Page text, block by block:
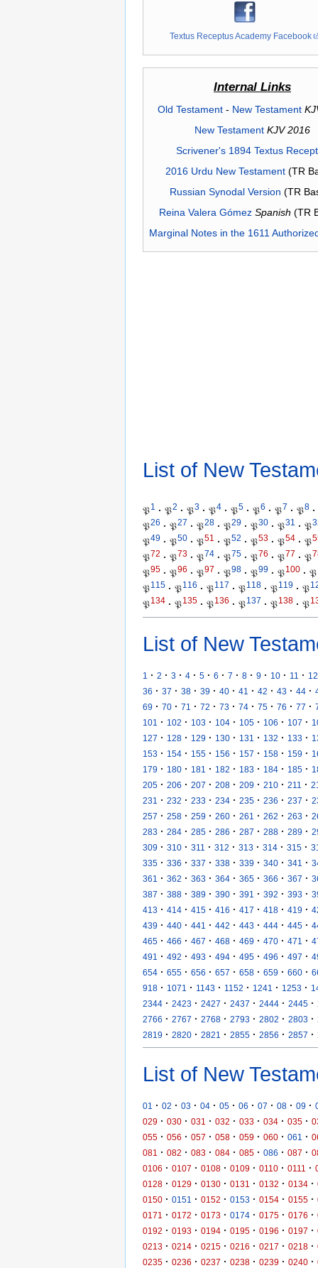
Textus Receptus Academy Facebook
Internal Links
Old Testament- New Testament
New Testament KJV 2016
Scrivener's 1894 Textus
2016 Urdu New Testament(TR
Russian Synodal Version (TR
Reina Valera Gómez Spanish (TR
Marginal Notes in the 1611
List of New
𝔓1 · 𝔓2 · 𝔓3 · 𝔓4 · 𝔓5 · 𝔓6 · 𝔓7 · 𝔓8 ·
𝔓26 · 𝔓27 · 𝔓28 · 𝔓29 · 𝔓30 · 𝔓31 · 𝔓
𝔓49 · 𝔓50 · 𝔓51 · 𝔓52 · 𝔓53 · 𝔓54 · 𝔓
𝔓72 · 𝔓73 · 𝔓74 · 𝔓75 · 𝔓76 · 𝔓77 · 𝔓
𝔓95 · 𝔓96 · 𝔓97 · 𝔓98 · 𝔓99 · 𝔓100 · 𝔓
𝔓115 · 𝔓116 · 𝔓117 · 𝔓118 · 𝔓119 · 𝔓
𝔓134 · 𝔓135 · 𝔓136 · 𝔓137 · 𝔓138 · 𝔓
List of New
1 · 2 · 3 · 4 · 5 · 6 · 7 · 8 · 9 · 10 · 11 · 12
36 · 37 · 38 · 39 · 40 · 41 · 42 · 43 · 44 ·
69 · 70 · 71 · 72 · 73 · 74 · 75 · 76 · 77 ·
101
· 102 · 103 · 104 · 105 · 106 · 107 ·
127 · 128 · 129 · 130 · 131 · 132 · 133 ·
153 · 154 · 155 · 156 · 157 · 158 · 159 ·
179 · 180 · 181 · 182 · 183 · 184 · 185 ·
205 · 206 · 207 · 208 · 209 · 210 · 211 ·
231
· 232 · 233 · 234 · 235 · 236 · 237 ·
257 · 258 · 259 · 260 · 261 · 262 · 263 ·
283 · 284 · 285 · 286 · 287 · 288 · 289 ·
309 · 310 · 311 · 312 · 313 · 314 · 315 ·
335 · 336 · 337 · 338 · 339 · 340 · 341 ·
361
· 362 · 363 · 364 · 365 · 366 · 367 ·
387 · 388 · 389 · 390 · 391 · 392 · 393 ·
413 · 414 · 415 · 416 · 417 · 418 · 419 ·
439 · 440 · 441 · 442 · 443 · 444 · 445 ·
465 · 466 · 467 · 468 · 469 · 470 · 471 ·
491
· 492 · 493 · 494 · 495 · 496 · 497 ·
654 · 655 · 656 · 657 · 658 · 659 · 660 ·
918 · 1071 · 1143 · 1152 · 1241 · 1253 ·
2344 · 2423 · 2427 · 2437 · 2444 · 2445 ·
2766 · 2767 · 2768 · 2793 · 2802 · 2803 ·
2819 · 2820 · 2821 · 2855 · 2856 · 2857 ·
List of New
01 · 02 · 03 · 04 · 05 · 06 · 07 · 08 · 09 ·
029 · 030 · 031 · 032 · 033 · 034 · 035 ·
055 · 056 · 057 · 058 · 059 · 060 · 061 ·
081
· 082 · 083 · 084 · 085 · 086 · 087 ·
0106 · 0107 · 0108 · 0109 · 0110 · 0111 ·
0128 · 0129 · 0130 · 0131 · 0132 · 0134 ·
0150 · 0151 · 0152 · 0153 · 0154 · 0155 ·
0171
· 0172 · 0173 · 0174 · 0175 · 0176 ·
0192 · 0193 · 0194 · 0195 · 0196 · 0197 ·
0213 · 0214 · 0215 · 0216 · 0217 · 0218 ·
0235 · 0236 · 0237 · 0238 · 0239 · 0240 ·